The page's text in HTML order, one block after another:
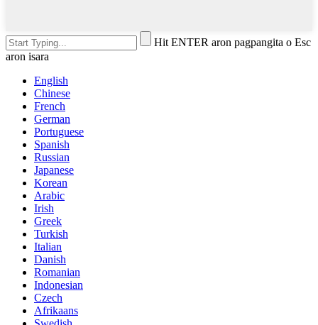
Hit ENTER aron pagpangita o Esc
aron isara
English
Chinese
French
German
Portuguese
Spanish
Russian
Japanese
Korean
Arabic
Irish
Greek
Turkish
Italian
Danish
Romanian
Indonesian
Czech
Afrikaans